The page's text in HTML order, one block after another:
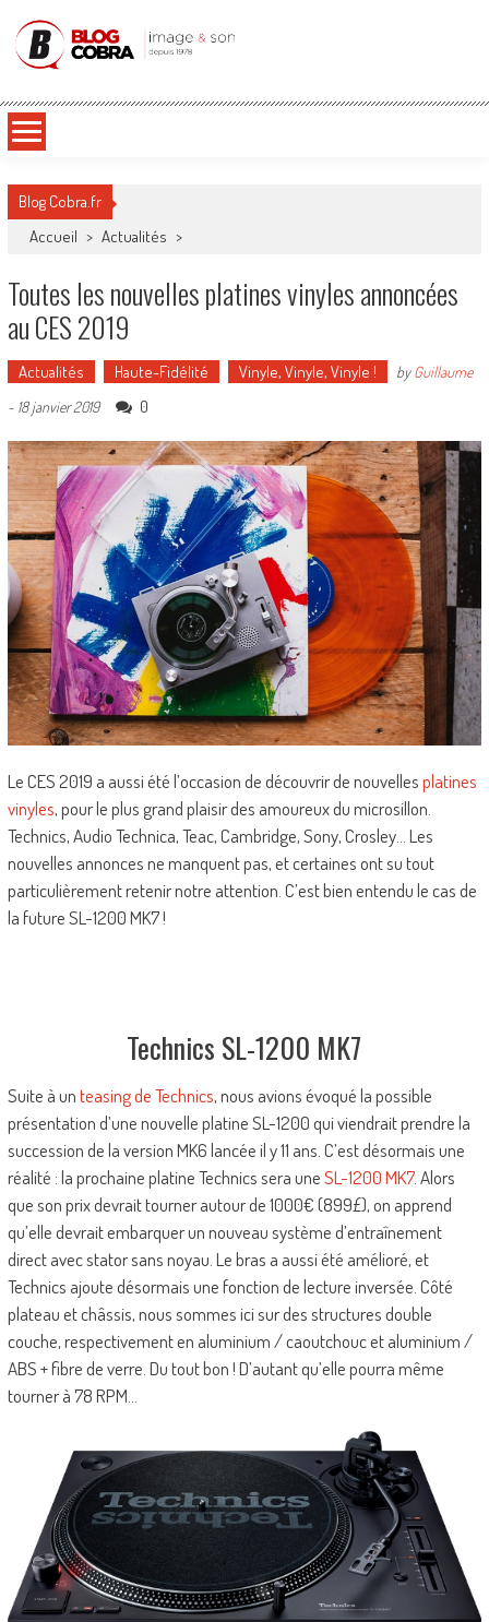
Blog Cobra
Blog Cobra.fr
Accueil > Actualités >
Toutes les nouvelles platines vinyles annoncées
au CES 2019
Actualités Haute-Fidélité Vinyle, Vinyle, Vinyle ! byGuillaume
- 18 janvier 2019 0
Le CES 2019 a aussi été l’occasion de découvrir de nouvellesplatines
vinyles, pour le plus grand plaisir des amoureux du microsillon.
Technics, Audio Technica, Teac, Cambridge, Sony, Crosley… Les
nouvelles annonces ne manquent pas, et certaines ont su tout
particulièrement retenir notre attention. C’est bien entendu le cas de
la future SL-1200 MK7 !
Technics SL-1200 MK7
Suite à unteasing de Technics, nous avions évoqué la possible
présentation d’une nouvelle platine SL-1200 qui viendrait prendre la
succession de la version MK6 lancée il y 11 ans. C’est désormais une
réalité : la prochaine platine Technics sera uneSL-1200 MK7. Alors
que son prix devrait tourner autour de 1000€ (899£), on apprend
qu’elle devrait embarquer un nouveau système d’entraînement
direct avec stator sans noyau. Le bras a aussi été amélioré, et
Technics ajoute désormais une fonction de lecture inversée. Côté
plateau et châssis, nous sommes ici sur des structures double
couche, respectivement en aluminium / caoutchouc et aluminium /
ABS + fibre de verre. Du tout bon ! D’autant qu’elle pourra même
tourner à 78 RPM…